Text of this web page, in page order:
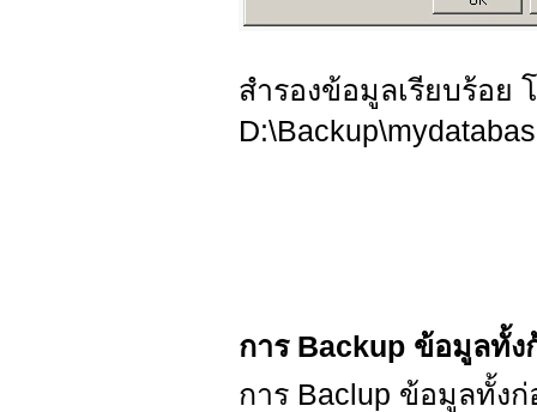
สำรองข้อมูลเรียบร้อย
การ Backup ข้อมูลทั้ง
การ Baclup ข้อมูลทั้ง